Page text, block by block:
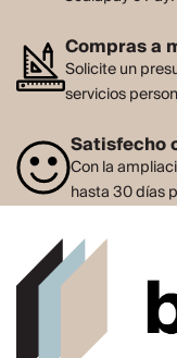
Compras a
Solicite un
servicios
Satisfecho
Con la
hasta 30 días